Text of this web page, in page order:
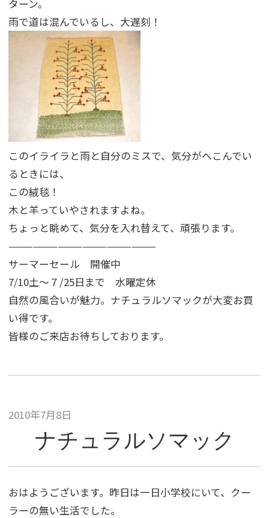
ターン。
雨で道は混んでいるし、大遅刻！
このイライラと雨と自分のミスで、気分がへこんでい
るときには、
この絨毯！
木と羊っていやされますよね。
ちょっと眺めて、気分を入れ替えて、頑張ります。
——————————————————
サーマーセール 開催中
7/10土〜７/25日まで 水曜定休
自然の風合いが魅力。ナチュラルソマックが大変お買
い得です。
皆様のご来店お待ちしております。
2010年7月8日
ナチュラルソマック
おはようございます。昨日は一日小学校にいて、クー
ラーの無い生活でした。